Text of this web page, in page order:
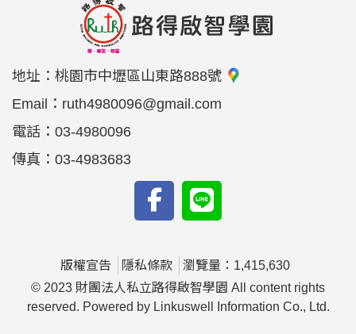
地址： 桃園市中壢區山東路888號
Email： ruth4980096@gmail.com
電話： 03-4980096
傳真： 03-4983683
版權宣告 隱私條款
瀏覽量：1,415,630
© 2023 財團法人私立路得啟智學園 All content rights
reserved. Powered by Linkuswell Information Co., Ltd.